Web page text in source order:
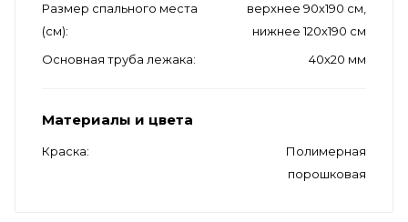
Размер спального места
(см)
верхнее 90х190 см,
нижнее 120х190 см
Основная труба лежака
40х20 мм
Материалы и цвета
Краска
Полимерная
порошковая